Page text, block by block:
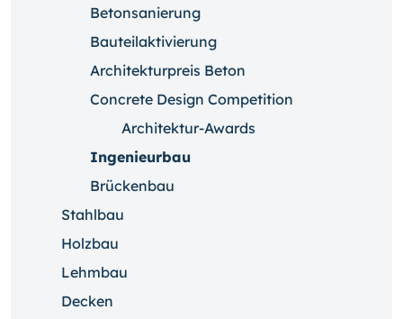
Betonsanierung
Bauteilaktivierung
Architekturpreis Beton
Concrete Design Competition
Architektur-Awards
Ingenieurbau
Brückenbau
Stahlbau
Holzbau
Lehmbau
Decken